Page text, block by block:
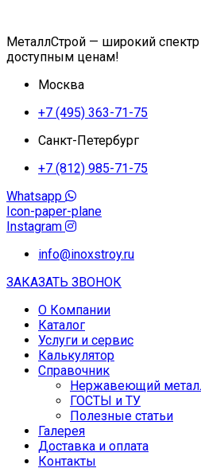
МеталлСтрой — широкий
доступным ценам!
Москва
+7 (495) 363-71-75
Санкт-Петербург
+7 (812) 985-71-75
Whatsapp
Icon-paper-plane
Instagram
info@inoxstroy.ru
ЗАКАЗАТЬ ЗВОНОК
О Компании
Каталог
Услуги и сервис
Калькулятор
Справочник
Нержавеющий
ГОСТЫ и ТУ
Полезные статьи
Галерея
Доставка и оплата
Контакты